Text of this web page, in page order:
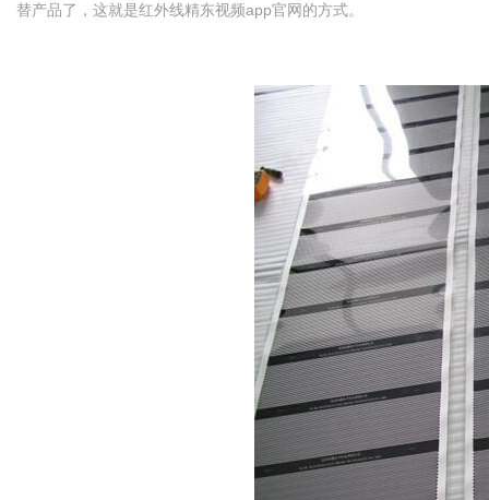
替产品了，这就是红外线精东视频app官网的方式。